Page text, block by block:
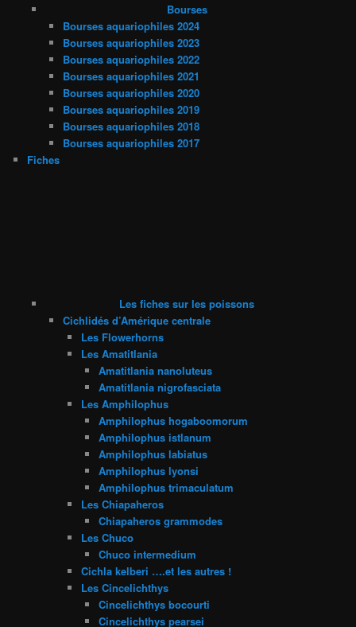
Bourses
Bourses aquariophiles 2024
Bourses aquariophiles 2023
Bourses aquariophiles 2022
Bourses aquariophiles 2021
Bourses aquariophiles 2020
Bourses aquariophiles 2019
Bourses aquariophiles 2018
Bourses aquariophiles 2017
Fiches
Les fiches sur les poissons
Cichlidés d’Amérique centrale
Les Flowerhorns
Les Amatitlania
Amatitlania nanoluteus
Amatitlania nigrofasciata
Les Amphilophus
Amphilophus hogaboomorum
Amphilophus istlanum
Amphilophus labiatus
Amphilophus lyonsi
Amphilophus trimaculatum
Les Chiapaheros
Chiapaheros grammodes
Les Chuco
Chuco intermedium
Cichla kelberi ….et les autres !
Les Cincelichthys
Cincelichthys bocourti
Cincelichthys pearsei